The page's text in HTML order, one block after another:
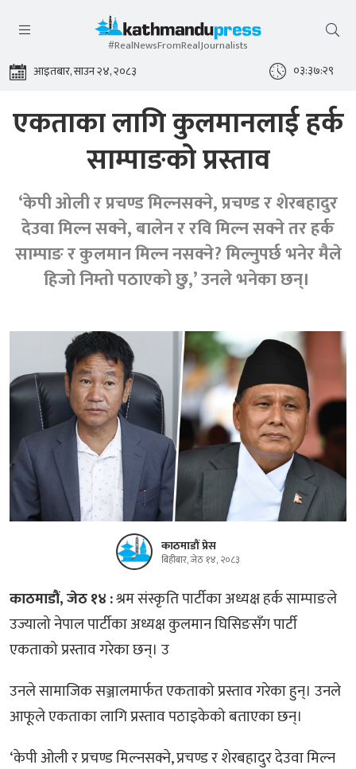
#RealNewsFromRealJournalists
आइतबार, साउन २४, २०८३ ०३:३७:३०
एकताका लागि कुलमानलाई हर्क
साम्पाङको प्रस्ताव
‘केपी ओली र प्रचण्ड मिल्नसक्ने, प्रचण्ड र शेरबहादुर
देउवा मिल्न सक्ने, बालेन र रवि मिल्न सक्ने तर हर्क
साम्पाङ र कुलमान मिल्न नसक्ने? मिल्नुपर्छ भनेर मैले
हिजो निम्तो पठाएको छु,’ उनले भनेका छन्।
काठमाडौं प्रेस
बिहीबार, जेठ १४, २०८३
काठमाडौं, जेठ १४ :श्रम संस्कृति पार्टीका अध्यक्ष हर्क साम्पाङले
उज्यालो नेपाल पार्टीका अध्यक्ष कुलमान घिसिङसँग पार्टी
एकताको प्रस्ताव गरेका छन्। उ
उनले सामाजिक सञ्जालमार्फत एकताको प्रस्ताव गरेका हुन्। उनले
आफूले एकताका लागि प्रस्ताव पठाइकेको बताएका छन्।
‘केपी ओली र प्रचण्ड मिल्नसक्ने, प्रचण्ड र शेरबहादुर देउवा मिल्न